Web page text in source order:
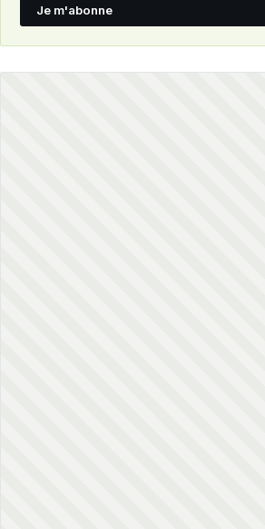
Je m'abonne